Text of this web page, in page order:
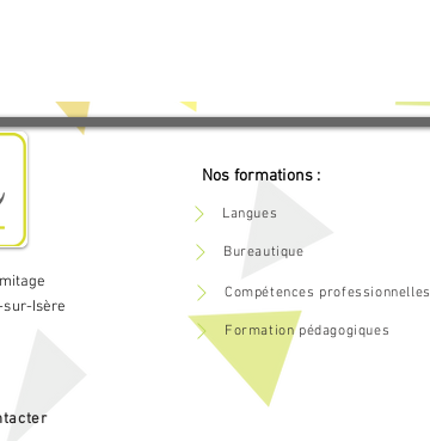
de formation
sur-Isère
Nos formations :
Langues
Bureautique
Compétences professionnelles
Formation pédagogiques